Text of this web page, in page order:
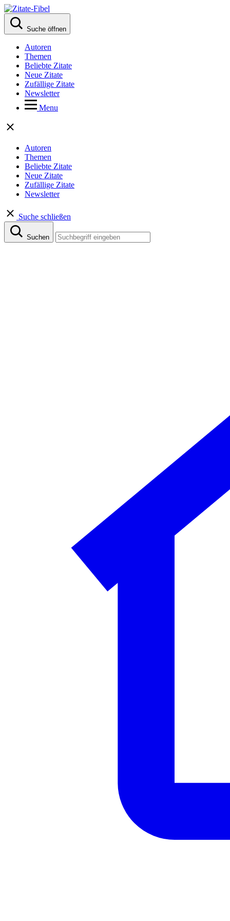
Suche öffnen
Autoren
Themen
Beliebte Zitate
Neue Zitate
Zufällige Zitate
Newsletter
Menu
Autoren
Themen
Beliebte Zitate
Neue Zitate
Zufällige Zitate
Newsletter
Suche schließen
Suchen